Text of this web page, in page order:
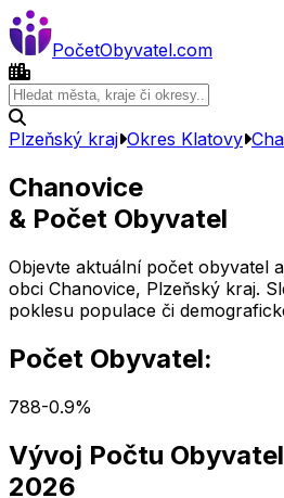
PočetObyvatel.com
Plzeňský kraj Okres Klatovy
Chanovice
& Počet Obyvatel
Objevte aktuální počet obyvatel
obci Chanovice, Plzeňský kraj.
poklesu populace či
Počet Obyvatel:
788-0.9%
Vývoj Počtu Obyvatel
2026